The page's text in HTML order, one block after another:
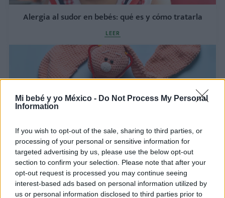
Mi bebé y yo México - Do Not Process My Personal
Information
If you wish to opt-out of the sale, sharing to third parties, or
processing of your personal or sensitive information for
targeted advertising by us, please use the below opt-out
section to confirm your selection. Please note that after your
opt-out request is processed you may continue seeing
interest-based ads based on personal information utilized by
us or personal information disclosed to third parties prior to
Alergia al sudor en bebés: qué es y cómo tratarla
LEER
Primeros auxilios para bebés y niños: cómo
actuar ante emergencias comunes
LEER